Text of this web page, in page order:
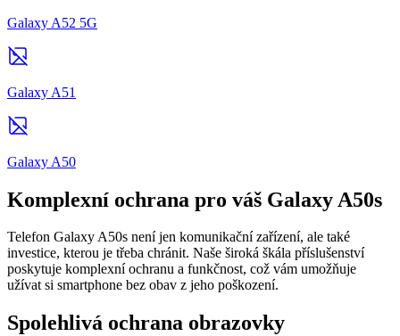
Galaxy A52 5G
Galaxy A51
Galaxy A50
Komplexní ochrana pro váš Galaxy A50s
Telefon Galaxy A50s není jen komunikační zařízení, ale také
investice, kterou je třeba chránit. Naše široká škála příslušenství
poskytuje komplexní ochranu a funkčnost, což vám umožňuje
užívat si smartphone bez obav z jeho poškození.
Spolehlivá ochrana obrazovky